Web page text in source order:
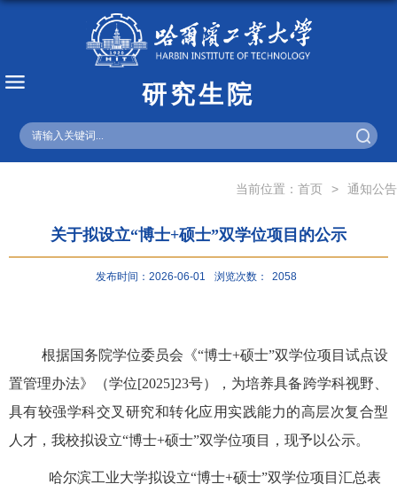
研究生院
当前位置： 首页 > 通知公告
关于拟设立“博士+硕士”双学位项目的公示
发布时间：2026-06-01 浏览次数： 2058
根据国务院学位委员会《“博士+硕士”双学位项目试点设
置管理办法》（学位[2025]23号），为培养具备跨学科视野、
具有较强学科交叉研究和转化应用实践能力的高层次复合型
人才，我校拟设立“博士+硕士”双学位项目，现予以公示。
哈尔滨工业大学拟设立“博士+硕士”双学位项目汇总表